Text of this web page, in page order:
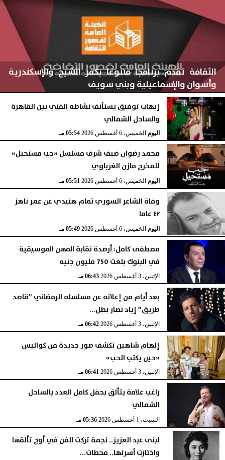
الثقافة تقدم برنامجا متنوعا بكفر الشيخ والإسكندرية
وأسوان والإسماعيلية وبني سويف
اليومالخميس، 6 أغسطس 2026 05:56 مـ
إيهاب توفيق يستأنف نشاطه الفني بين القاهرة
والساحل الشمالي
اليومالخميس، 6 أغسطس 2026 05:54 مـ
محمد رضوان ضيف شرف مسلسل «حب مستحيل»
للمخرج مازن الغرباوي
اليوم الخميس، 6 أغسطس 2026 05:51 مـ
وفاة الشاعر السوري تمام هنيدي عن عمر ناهز
٤٢ عاما
اليوم الخميس، 6 أغسطس 2026 05:49 مـ
مصطفى كامل: أرصدة نقابة المهن الموسيقية
في البنوك بلغت 750 مليون جنيه
الإثنين، 3 أغسطس 2026 06:43 مـ
بعد أيام من إعلانه عن مسلسله الرمضاني ”قاصد
طريق” إياد نصار بطل...
الإثنين، 3 أغسطس 2026 06:42 مـ
إلهام شاهين تكشف صور جديدة من كواليس
«حين يكتب الحب»
الإثنين، 3 أغسطس 2026 06:41 مـ
راغب علامة يتألق بحفل كامل العدد بالساحل
الشمالي
السبت، 1 أغسطس 2026 05:36 مـ
لبنى عبد العزيز.. نجمة تركت الفن في أوج تألقها
واختارت أسرتها.. محطات...